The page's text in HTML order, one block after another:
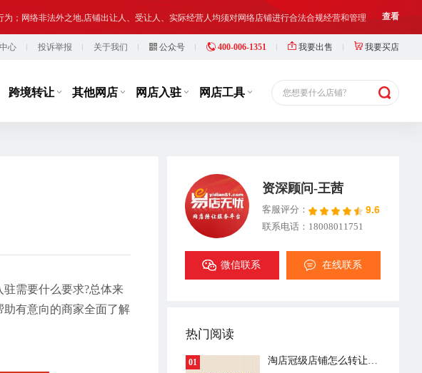
；网络非法外之地,店铺出让人、受让人、实际经营人均须对网络店铺进行合法合规经营和管理 查看
内容、进行虚假宣传等，此类行为违反了国家相关法律法规，也损害了抖店平台的市场秩序 查看
网络非法外之地,店铺出让人、受让人、实际经营人均须对网络店铺进行合法合规经营和管理 查看
心 投诉举报 关于我们 公众号 400-006-1351 我要出售 我要买店
跨境转让 其他网店 网店入驻 网店工具 您想要什么店铺?
需要什么要求?总体来
有意向的商家全面了解
资深顾问-王茜
客服评分： 9.6
联系电话：18008011751
微信联系 在线联系
热门阅读
01 淘店冠级店铺怎么转让过户?